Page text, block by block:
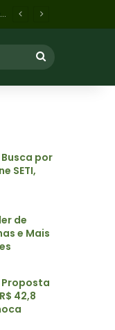
FII GSFI11 Surpreende Investidores: Proposta de Não Distribuir 95% do Lucro de R$ 42,8 Milhões no 1º Semestre de 2026 Choca Mercado
por
SETI,
de
e Mais
Proposta
42,8